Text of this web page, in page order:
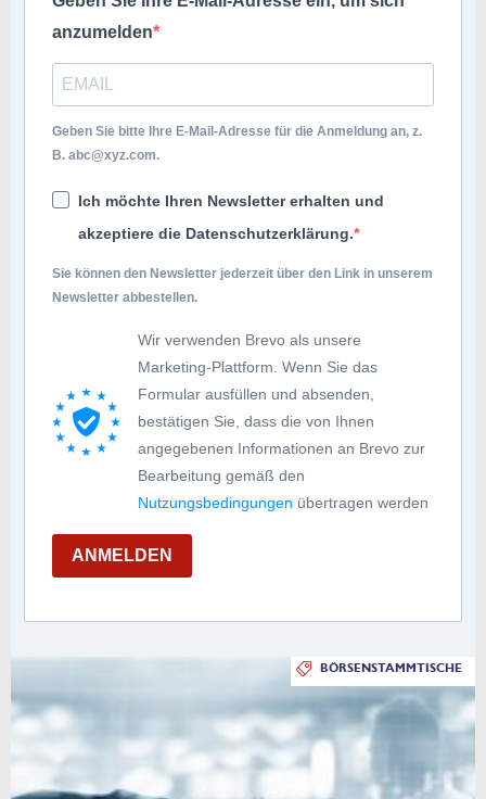
anzumelden
Geben Sie bitte Ihre E-Mail-Adresse für die Anmeldung an, z.
B. abc@xyz.com.
Ich möchte Ihren Newsletter erhalten und
akzeptiere die Datenschutzerklärung.
Sie können den Newsletter jederzeit über den Link in unserem
Newsletter abbestellen.
Wir verwenden Brevo als unsere
Marketing-Plattform. Wenn Sie das
Formular ausfüllen und absenden,
bestätigen Sie, dass die von Ihnen
angegebenen Informationen an Brevo zur
Bearbeitung gemäß den
Nutzungsbedingungen übertragen werden
ANMELDEN
BÖRSENSTAMMTISCHE